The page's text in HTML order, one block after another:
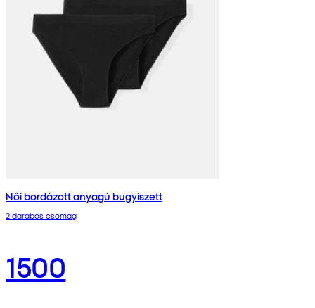
Női bordázott anyagú bugyiszett
2 darabos csomag
1500